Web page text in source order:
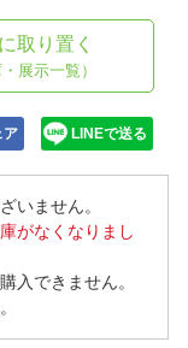
取り置く
・展示一覧）
ア LINEで送る
いません。
がなくなりまし
入できません。